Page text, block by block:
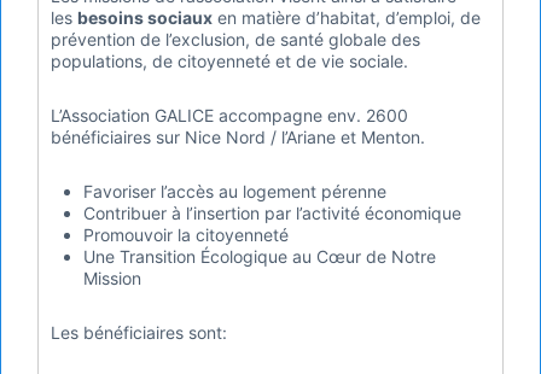
les besoins sociaux en matière d’habitat, d’emploi, de
prévention de l’exclusion, de santé globale des
populations, de citoyenneté et de vie sociale.
L’Association GALICE accompagne env. 2600
bénéficiaires sur Nice Nord / l’Ariane et Menton.
Favoriser l’accès au logement pérenne​
Contribuer à l’insertion par l’activité économique
Promouvoir la citoyenneté
Une Transition Écologique au Cœur de Notre
Mission
Les bénéficiaires sont: